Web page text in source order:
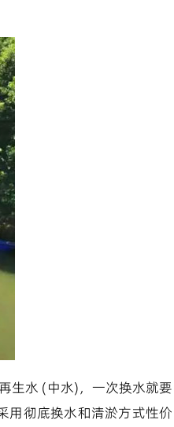
生水 (中水)，一次换水就要
用彻底换水和清淤方式性价